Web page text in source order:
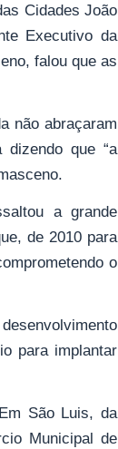
Cidades João
Executivo da
falou que as
não abraçaram
que “a
a grande
de 2010 para
o
para implantar
São Luis, da
Municipal de